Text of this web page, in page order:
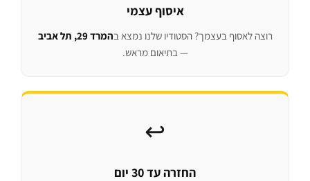
איסוף עצמי
רוצה לאסוף בעצמך? הסטודיו שלנו נמצא בהמרד 29, תל אביב
— בתיאום מראש.
↩️
החזרה עד 30 יום